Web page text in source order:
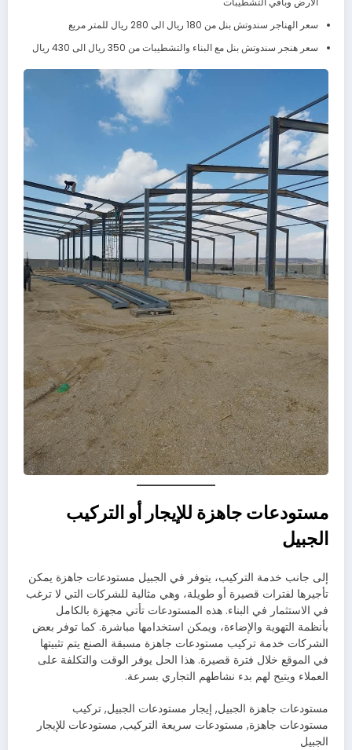
سعر الهناجر سندوتش بنل من 180 ريال الى 280 ريال للمتر مربع
سعر هنجر سندوتش بنل مع البناء والتشطيبات من 350 ريال الى 430 ريال
مستودعات جاهزة للإيجار أو التركيب
الجبيل
إلى جانب خدمة التركيب، يتوفر في الجبيل مستودعات جاهزة يمكن
تأجيرها لفترات قصيرة أو طويلة، وهي مثالية للشركات التي لا ترغب
في الاستثمار في البناء. هذه المستودعات تأتي مجهزة بالكامل
بأنظمة التهوية والإضاءة، ويمكن استخدامها مباشرة. كما توفر بعض
الشركات خدمة تركيب مستودعات جاهزة مسبقة الصنع يتم تثبيتها
في الموقع خلال فترة قصيرة. هذا الحل يوفر الوقت والتكلفة على
العملاء ويتيح لهم بدء نشاطهم التجاري بسرعة.
مستودعات جاهزة الجبيل, إيجار مستودعات الجبيل, تركيب
مستودعات جاهزة, مستودعات سريعة التركيب, مستودعات للإيجار
الجبيل